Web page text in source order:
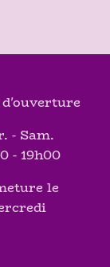
- Sam.
- 19h00
le